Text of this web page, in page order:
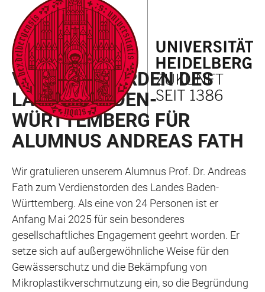
LINKS
ZUR
BARRIEREFREIHEIT
ZUM
HAUPTINHALT
HAUPTNAVIGATION
ÖFFNEN
WEBSEITENSUCHE
ÖFFNEN
EHRUNG
VERDIENSTORDEN DES
LANDES BADEN-
WÜRTTEMBERG FÜR
ALUMNUS ANDREAS FATH
Wir gratulieren unserem Alumnus Prof. Dr. Andreas
Fath zum Verdienstorden des Landes Baden-
Württemberg. Als eine von 24 Personen ist er
Anfang Mai 2025 für sein besonderes
gesellschaftliches Engagement geehrt worden. Er
setze sich auf außergewöhnliche Weise für den
Gewässerschutz und die Bekämpfung von
Mikroplastikverschmutzung ein, so die Begründung